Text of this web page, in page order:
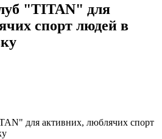
"TITAN" для
спорт людей в
для активних, люблячих спорт